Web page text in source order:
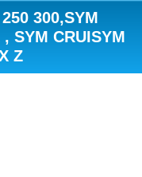
300,SYM
SYM CRUISYM
Z